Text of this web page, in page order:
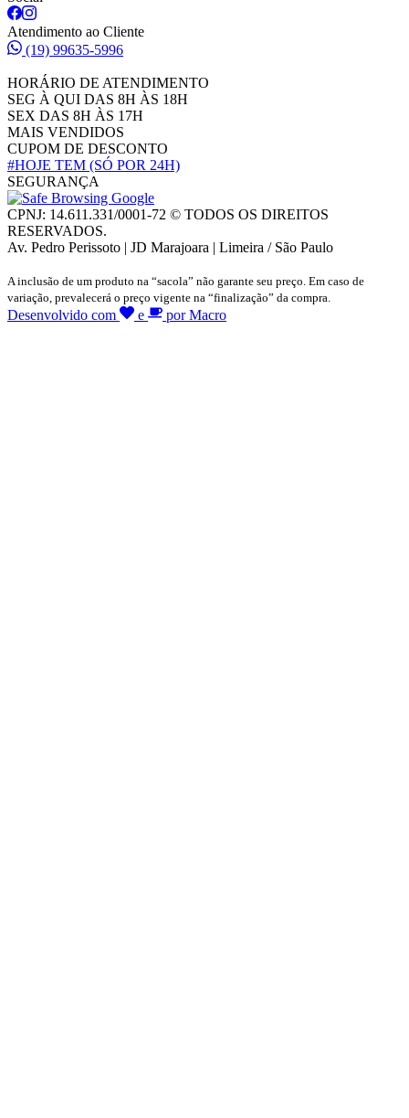
Atendimento ao Cliente
(19) 99635-5996
HORÁRIO DE ATENDIMENTO
SEG À QUI DAS 8H ÀS 18H
SEX DAS 8H ÀS 17H
MAIS VENDIDOS
CUPOM DE DESCONTO
#HOJE TEM (SÓ POR 24H)
SEGURANÇA
CPNJ: 14.611.331/0001-72 © TODOS OS DIREITOS
RESERVADOS.
Av. Pedro Perissoto | JD Marajoara | Limeira / São Paulo
A inclusão de um produto na “sacola” não garante seu preço. Em caso de
variação, prevalecerá o preço vigente na “finalização” da compra.
Desenvolvido com e por Macro